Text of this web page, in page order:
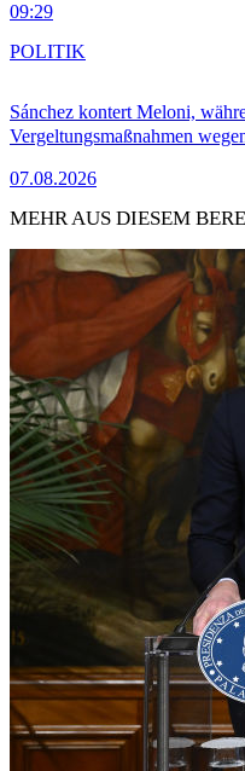
09:29
Sánchez kontert Meloni,
Vergeltungsmaßnahmen
07.08.2026
POLITIK
MEHR AUS DIESEM